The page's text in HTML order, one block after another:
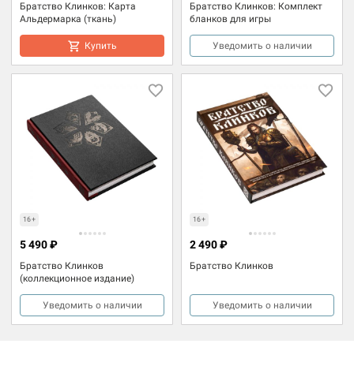
Братство Клинков: Карта
Альдермарка (ткань)
Купить
Братство Клинков: Комплект
бланков для игры
Уведомить о наличии
16+
Братство Клинков
(коллекционное издание)
5 490 ₽
Уведомить о наличии
16+
Братство Клинков
2 490 ₽
Уведомить о наличии